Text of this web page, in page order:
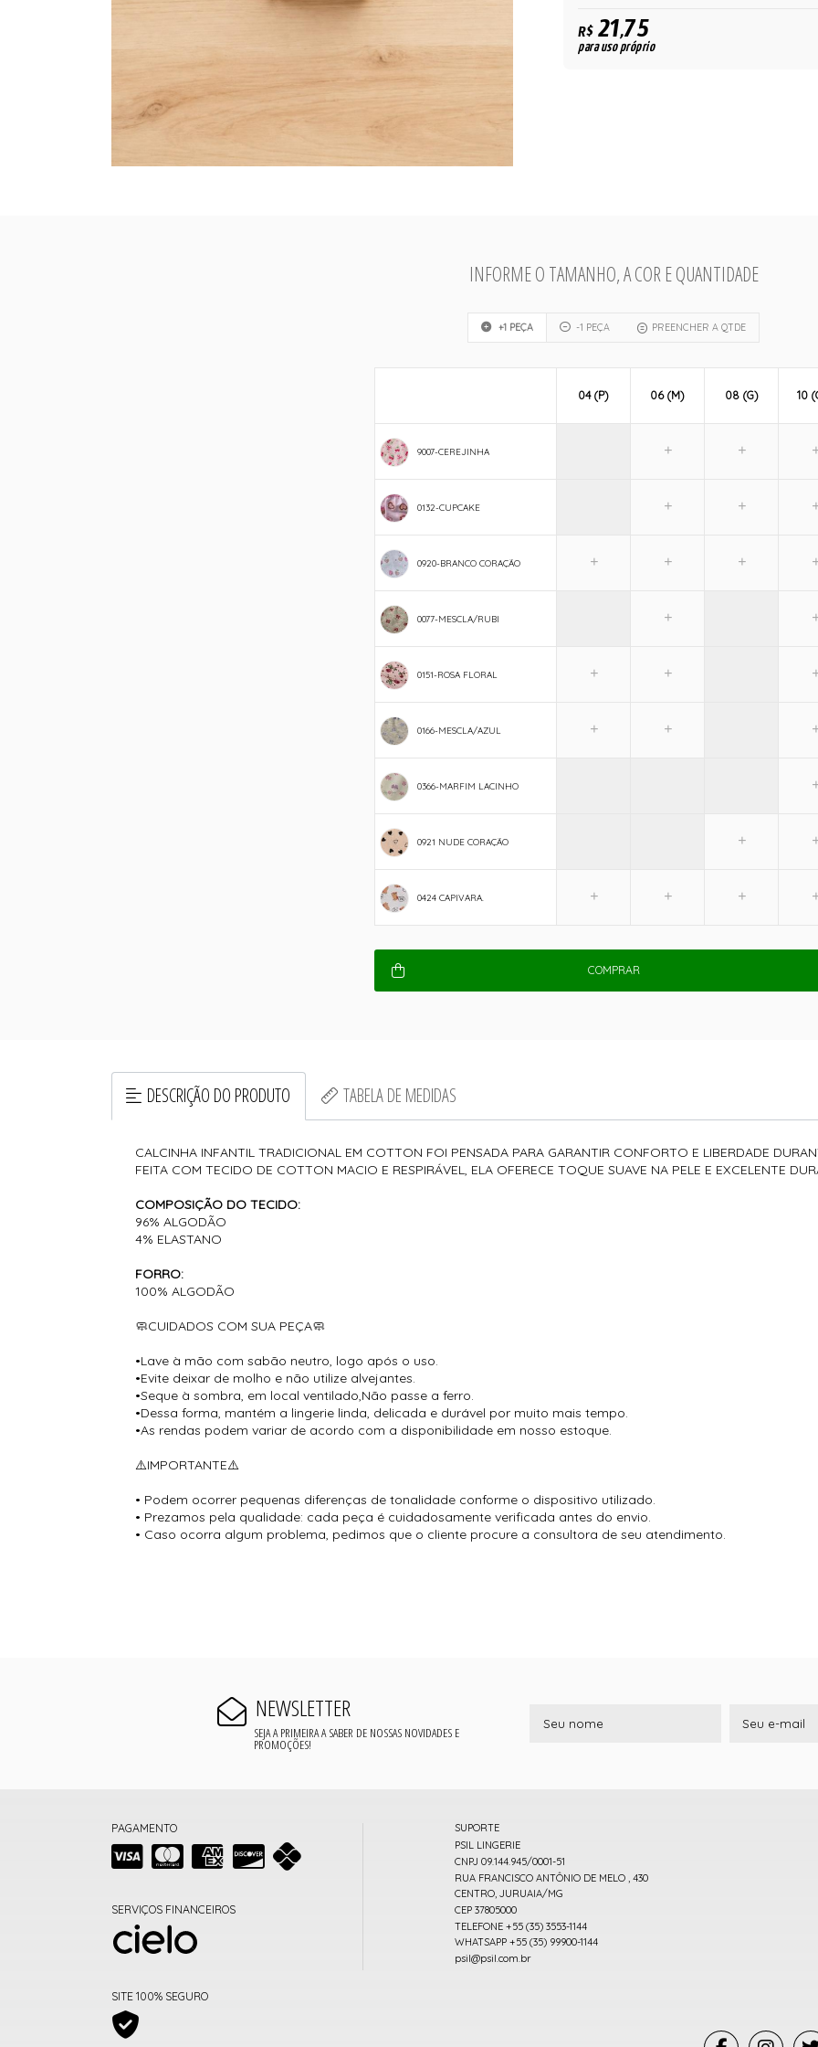
R$21,75
para uso próprio
INFORME O TAMANHO, A COR E QUANTIDADE
+1 PEÇA -1 PEÇA PREENCHER A QTDE
9007-CEREJINHA
0132-CUPCAKE
0920-BRANCO CORAÇÃO
0077-MESCLA/RUBI
0151-ROSA FLORAL
0166-MESCLA/AZUL
0366-MARFIM LACINHO
0921 NUDE CORAÇÃO
0424 CAPIVARA.
04 (P) 06 (M) 08 (G) 10
COMPRAR
DESCRIÇÃO DO PRODUTO TABELA DE MEDIDAS
CALCINHA INFANTIL TRADICIONAL EM COTTON FOI PENSADA PARA GARANTIR CONFORTO E LIBERDADE
FEITA COM TECIDO DE COTTON MACIO E RESPIRÁVEL, ELA OFERECE TOQUE SUAVE NA PELE E EXCELENTE
COMPOSIÇÃO DO TECIDO:
96% ALGODÃO
4% ELASTANO
FORRO:
100% ALGODÃO
🧼CUIDADOS COM SUA PEÇA🧼
•Lave à mão com sabão neutro, logo após o uso.
•Evite deixar de molho e não utilize alvejantes.
•Seque à sombra, em local ventilado,Não passe a ferro.
•Dessa forma, mantém a lingerie linda, delicada e durável por muito mais tempo.
•As rendas podem variar de acordo com a disponibilidade em nosso estoque.
⚠️IMPORTANTE⚠️
• Podem ocorrer pequenas diferenças de tonalidade conforme o dispositivo utilizado.
• Prezamos pela qualidade: cada peça é cuidadosamente verificada antes do envio.
• Caso ocorra algum problema, pedimos que o cliente procure a consultora de seu atendimento.
NEWSLETTER
SEJA A PRIMEIRA A SABER DE NOSSAS NOVIDADES E
PROMOÇÕES!
PAGAMENTO
SERVIÇOS FINANCEIROS
SITE 100% SEGURO
SUPORTE
PSIL LINGERIE
CNPJ 09.144.945/0001-51
RUA FRANCISCO ANTÔNIO DE MELO , 430
CENTRO, JURUAIA/MG
CEP 37805000
TELEFONE +55 (35) 3553-1144
WHATSAPP +55 (35) 99900-1144
psil@psil.com.br